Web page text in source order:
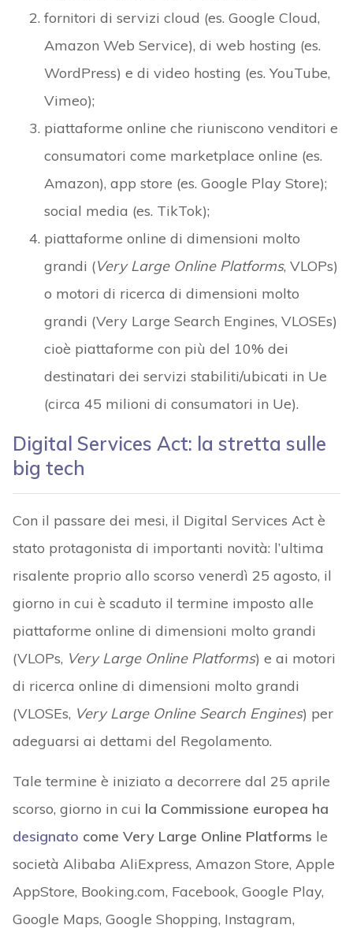
fornitori di servizi cloud (es. Google Cloud,
Amazon Web Service), di web hosting (es.
WordPress) e di video hosting (es. YouTube,
Vimeo);
piattaforme online che riuniscono venditori e
consumatori come marketplace online (es.
Amazon), app store (es. Google Play Store);
social media (es. TikTok);
piattaforme online di dimensioni molto
grandi (Very Large Online Platforms, VLOPs)
o motori di ricerca di dimensioni molto
grandi (Very Large Search Engines, VLOSEs)
cioè piattaforme con più del 10% dei
destinatari dei servizi stabiliti/ubicati in Ue
(circa 45 milioni di consumatori in Ue).
Digital Services Act: la stretta sulle
big tech
Con il passare dei mesi, il Digital Services Act è
stato protagonista di importanti novità: l’ultima
risalente proprio allo scorso venerdì 25 agosto, il
giorno in cui è scaduto il termine imposto alle
piattaforme online di dimensioni molto grandi
(VLOPs, Very Large Online Platforms) e ai motori
di ricerca online di dimensioni molto grandi
(VLOSEs, Very Large Online Search Engines) per
adeguarsi ai dettami del Regolamento.
Tale termine è iniziato a decorrere dal 25 aprile
scorso, giorno in cui la Commissione europea ha
designato come Very Large Online Platforms le
società Alibaba AliExpress, Amazon Store, Apple
AppStore, Booking.com, Facebook, Google Play,
Google Maps, Google Shopping, Instagram,